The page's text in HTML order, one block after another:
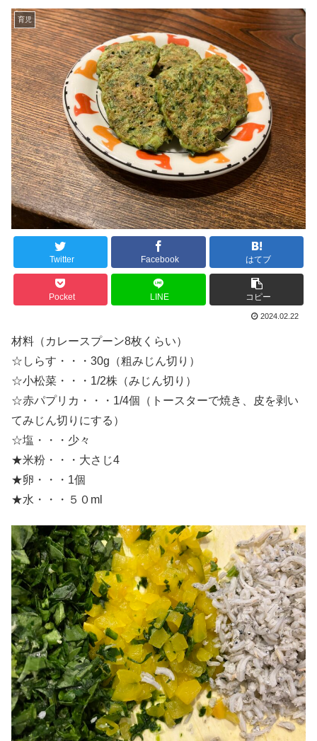
育児
Twitter Facebook はてブ
Pocket LINE コピー
2024.02.22
材料（カレースプーン8枚くらい）
☆しらす・・・30g（粗みじん切り）
☆小松菜・・・1/2株（みじん切り）
☆赤パプリカ・・・1/4個（トースターで焼き、皮を剥い
てみじん切りにする）
☆塩・・・少々
★米粉・・・大さじ4
★卵・・・1個
★水・・・５０ml